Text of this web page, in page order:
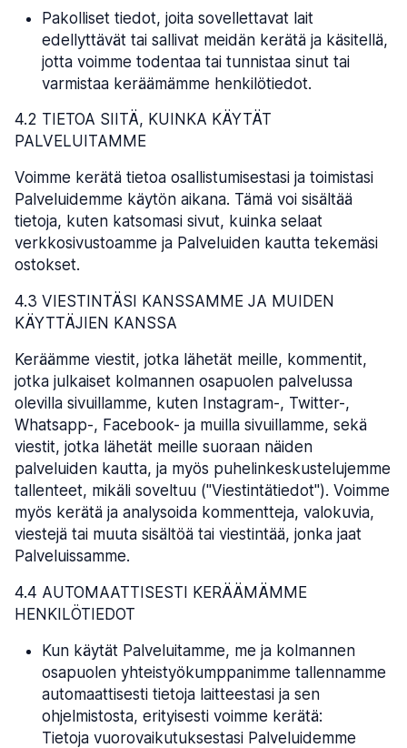
Pakolliset tiedot, joita sovellettavat lait
edellyttävät tai sallivat meidän kerätä ja käsitellä,
jotta voimme todentaa tai tunnistaa sinut tai
varmistaa keräämämme henkilötiedot.
4.2 TIETOA SIITÄ, KUINKA KÄYTÄT
PALVELUITAMME
Voimme kerätä tietoa osallistumisestasi ja toimistasi
Palveluidemme käytön aikana. Tämä voi sisältää
tietoja, kuten katsomasi sivut, kuinka selaat
verkkosivustoamme ja Palveluiden kautta tekemäsi
ostokset.
4.3 VIESTINTÄSI KANSSAMME JA MUIDEN
KÄYTTÄJIEN KANSSA
Keräämme viestit, jotka lähetät meille, kommentit,
jotka julkaiset kolmannen osapuolen palvelussa
olevilla sivuillamme, kuten Instagram-, Twitter-,
Whatsapp-, Facebook- ja muilla sivuillamme, sekä
viestit, jotka lähetät meille suoraan näiden
palveluiden kautta, ja myös puhelinkeskustelujemme
tallenteet, mikäli soveltuu ("Viestintätiedot"). Voimme
myös kerätä ja analysoida kommentteja, valokuvia,
viestejä tai muuta sisältöä tai viestintää, jonka jaat
Palveluissamme.
4.4 AUTOMAATTISESTI KERÄÄMÄMME
HENKILÖTIEDOT
Kun käytät Palveluitamme, me ja kolmannen
osapuolen yhteistyökumppanimme tallennamme
automaattisesti tietoja laitteestasi ja sen
ohjelmistosta, erityisesti voimme kerätä:
Tietoja vuorovaikutuksestasi Palveluidemme